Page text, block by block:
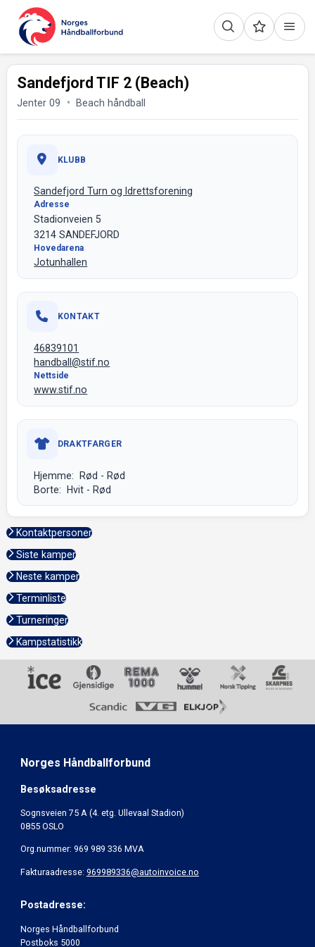
Sandefjord TIF 2 (Beach)
Jenter 09 Beach håndball
KLUBB
Sandefjord Turn og Idrettsforening
Adresse
Stadionveien 5
3214 SANDEFJORD
Hovedarena
Jotunhallen
KONTAKT
46839101
handball@stif.no
Nettside
www.stif.no
DRAKTFARGER
Hjemme: Rød - Rød
Borte: Hvit - Rød
Kontaktpersoner
Siste kamper
Neste kamper
Terminliste
Turneringer
Kampstatistikk
Norges Håndballforbund
Besøksadresse
Sognsveien 75 A (4. etg. Ullevaal Stadion)
0855 OSLO
Org.nummer: 969 989 336 MVA
Fakturaadresse: 969989336@autoinvoice.no
Postadresse:
Norges Håndballforbund
Postboks 5000